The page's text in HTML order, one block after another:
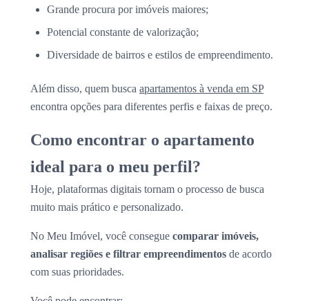
Grande procura por imóveis maiores;
Potencial constante de valorização;
Diversidade de bairros e estilos de empreendimento.
Além disso, quem busca apartamentos à venda em SP
encontra opções para diferentes perfis e faixas de preço.
Como encontrar o apartamento
ideal para o meu perfil?
Hoje, plataformas digitais tornam o processo de busca
muito mais prático e personalizado.
No Meu Imóvel, você consegue comparar imóveis,
analisar regiões e filtrar empreendimentos de acordo
com suas prioridades.